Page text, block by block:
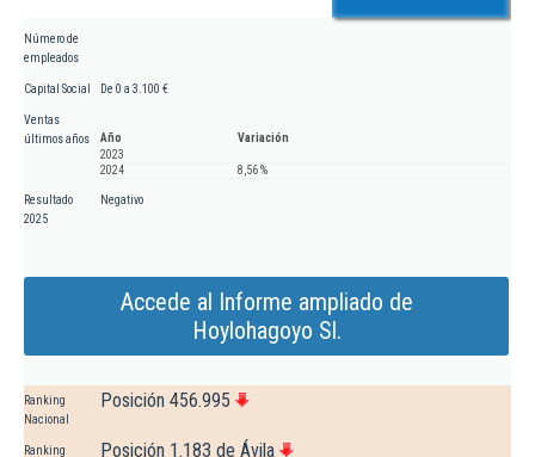
Número de
empleados
Capital Social De 0 a 3.100 €
Ventas
últimos años
Año
Variación
2023
2024
8,56 %
Resultado
2025
Negativo
Accede al Informe ampliado de
Hoylohagoyo Sl.
Ranking
Nacional
Posición 456.995
Ranking
Posición 1.183 de Ávila